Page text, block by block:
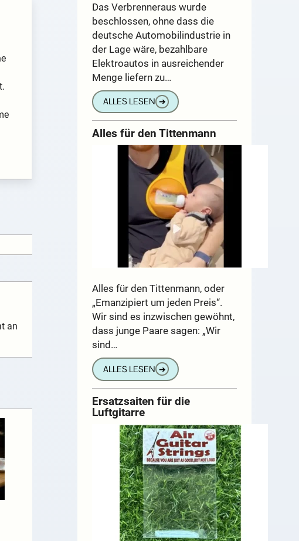
an
Das Verbrenneraus wurde
beschlossen, ohne dass die
deutsche Automobilindustrie in
der Lage wäre, bezahlbare
Elektroautos in ausreichender
Menge liefern zu…
ALLES LESEN ➔
Alles für den Tittenmann
Alles für den Tittenmann, oder
„Emanzipiert um jeden Preis“.
Wir sind es inzwischen gewöhnt,
dass junge Paare sagen: „Wir
sind…
ALLES LESEN ➔
Ersatzsaiten für die
Luftgitarre